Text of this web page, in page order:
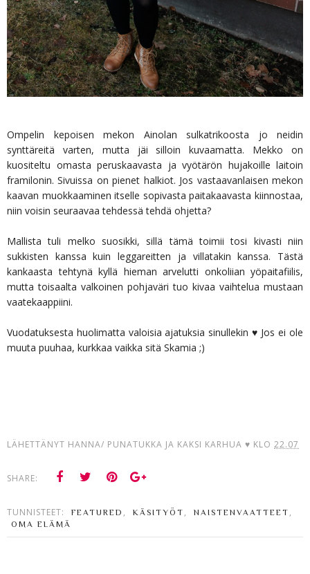
Ompelin kepoisen mekon Ainolan sulkatrikoosta jo neidin
synttäreitä varten, mutta jäi silloin kuvaamatta. Mekko on
kuositeltu omasta peruskaavasta ja vyötärön hujakoille laitoin
framilonin. Sivuissa on pienet halkiot. Jos vastaavanlaisen mekon
kaavan muokkaaminen itselle sopivasta paitakaavasta kiinnostaa,
niin voisin seuraavaa tehdessä tehdä ohjetta?
Mallista tuli melko suosikki, sillä tämä toimii tosi kivasti niin
sukkisten kanssa kuin leggareitten ja villatakin kanssa. Tästä
kankaasta tehtynä kyllä hieman arvelutti onkoliian yöpaitafiilis,
mutta toisaalta valkoinen pohjaväri tuo kivaa vaihtelua mustaan
vaatekaappiini.
Vuodatuksesta huolimatta valoisia ajatuksia sinullekin ♥ Jos ei ole
muuta puuhaa, kurkkaa vaikka sitä Skamia ;)
LÄHETTÄNYT HANNA/ PUNATUKKA JA KAKSI KARHUA ♥ KLO 22.07
SHARE:
TUNNISTEET: FEATURED , KÄSITYÖT , NAISTENVAATTEET ,
OMA ELÄMÄ